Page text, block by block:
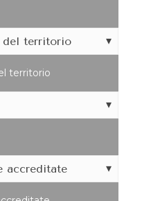
del territorio
territorio
accreditate